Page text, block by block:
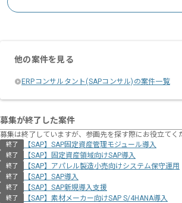
他の案件を見る
ERPコンサルタント(SAPコンサル)の案件一覧
募集が終了した案件
募集は終了していますが、参画先を探す際にお役立てく
終了 【SAP】SAP固定資産管理モジュール導入
終了 【SAP】固定資産領域向けSAP導入
終了 【SAP】アパレル製造小売向けシステム保守運用
終了 【SAP】SAP導入
終了 【SAP】SAP新規導入支援
終了 【SAP】素材メーカー向けSAP S/4HANA導入